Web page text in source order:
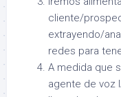
cliente/
extrayendo/
redes para
A medida que
agente de voz